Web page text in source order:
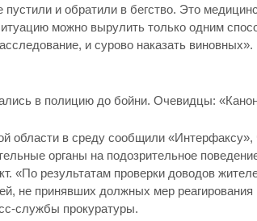
пустили и обратили в бегство. Это
можно вырулить только одним
и сурово наказать
в полицию до бойни. Очевидцы:
области в среду сообщили
органы на подозрительное
«По результатам проверки доводов
не принявших должных мер
службы прокуратуры.